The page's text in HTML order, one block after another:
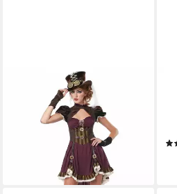
CALIFORNIA COSTUMES
Kostüm Steampunk Lady
Damenkostüm rot-braun-gold
lieferbar - in 2-3 Werktagen bei dir